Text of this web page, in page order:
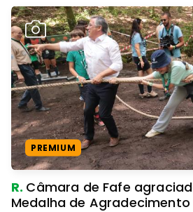
PREMIUM
R. Câmara de Fafe agraciada
Medalha de Agradecimento